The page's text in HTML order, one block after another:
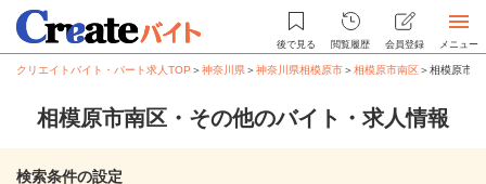
後で見る 閲覧履歴 会員登録 メニュー
クリエイトバイト・パート求人TOP ＞神奈川県＞神奈川県相模原市＞相模原市南区＞相模原市
相模原市南区・その他のバイト・求人情報
検索条件の設定